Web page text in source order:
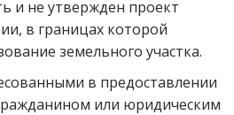
и не утвержден проект
в границах которой
земельного участка.
в предоставлении
или юридическим